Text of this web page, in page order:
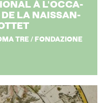
À L'OC­CA­
DE LA NAIS­SAN­
TRE / FONDAZIONE